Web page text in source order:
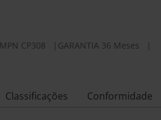
MPN CP308 GARANTIA 36 Meses
Classificações Conformidade